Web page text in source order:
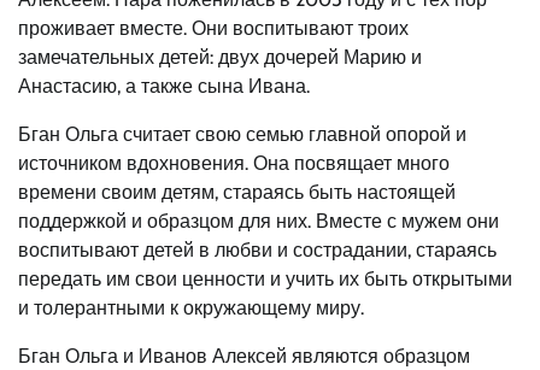
проживает вместе. Они воспитывают троих
замечательных детей: двух дочерей Марию и
Анастасию, а также сына Ивана.
Бган Ольга считает свою семью главной опорой и
источником вдохновения. Она посвящает много
времени своим детям, стараясь быть настоящей
поддержкой и образцом для них. Вместе с мужем они
воспитывают детей в любви и сострадании, стараясь
передать им свои ценности и учить их быть открытыми
и толерантными к окружающему миру.
Бган Ольга и Иванов Алексей являются образцом